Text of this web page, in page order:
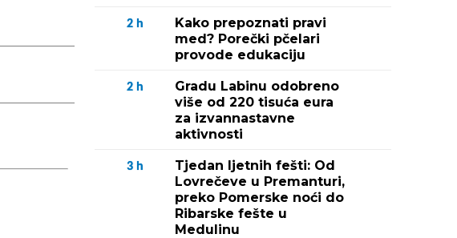
2 h
Kako prepoznati pravi
med? Porečki pčelari
provode edukaciju
2 h
Gradu Labinu odobreno
više od 220 tisuća eura
za izvannastavne
aktivnosti
3 h
Tjedan ljetnih fešti: Od
Lovrečeve u Premanturi,
preko Pomerske noći do
Ribarske fešte u
Medulinu